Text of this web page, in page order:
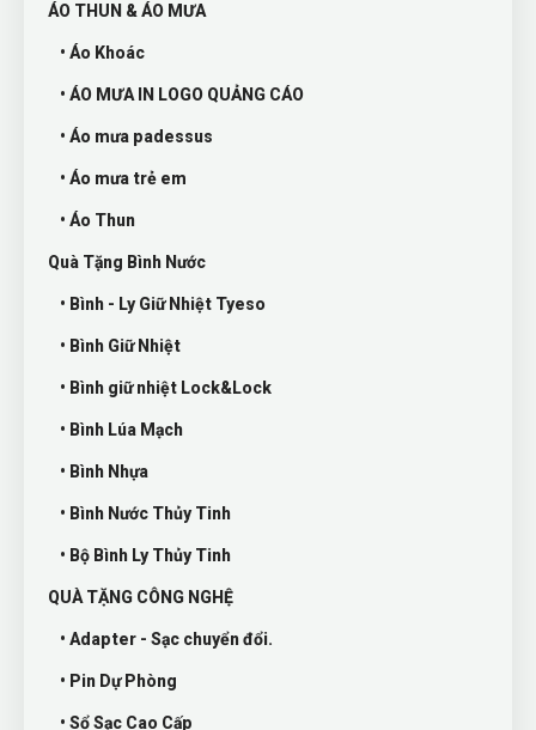
ÁO THUN & ÁO MƯA
• Áo Khoác
• ÁO MƯA IN LOGO QUẢNG CÁO
• Áo mưa padessus
• Áo mưa trẻ em
• Áo Thun
Quà Tặng Bình Nước
• Bình - Ly Giữ Nhiệt Tyeso
• Bình Giữ Nhiệt
• Bình giữ nhiệt Lock&Lock
• Bình Lúa Mạch
• Bình Nhựa
• Bình Nước Thủy Tinh
• Bộ Bình Ly Thủy Tinh
QUÀ TẶNG CÔNG NGHỆ
• Adapter - Sạc chuyển đổi.
• Pin Dự Phòng
• Sổ Sạc Cao Cấp